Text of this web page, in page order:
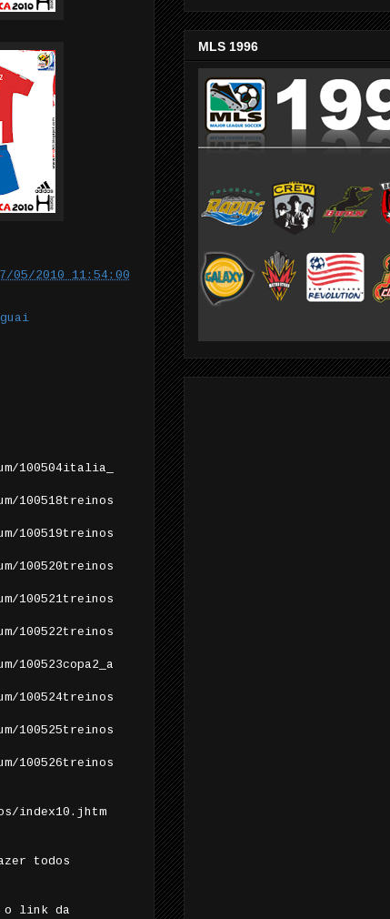
7/05/2010 11:54:00
100504italia_
100518treinos
100519treinos
100520treinos
100521treinos
100522treinos
100523copa2_a
100524treinos
100525treinos
100526treinos
index10.jhtm
todos
o link da
MLS 1996